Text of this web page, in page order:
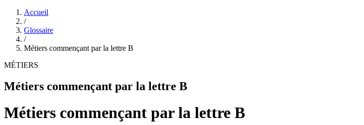
Accueil
/
Glossaire
/
Métiers commençant par la lettre B
MÉTIERS
Métiers commençant par la lettre B
Métiers commençant par la lettre B